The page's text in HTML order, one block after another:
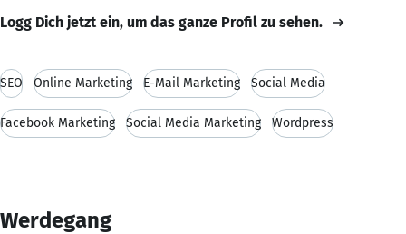
Logg Dich jetzt ein, um das ganze Profil zu sehen.
SEO Online Marketing E-Mail Marketing Social Media
Facebook Marketing Social Media Marketing Wordpress
Werdegang